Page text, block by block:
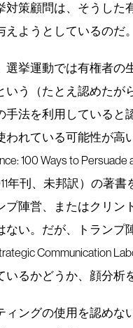
対策顧問は、そうした
ようとしているのだ。
選挙運動では有権者の
いう（たとえ認めたが
手法を利用していると
われている可能性が高
100 Ways to Persuade
年刊、未邦訳）の著
プ陣営、またはクリン
ない。だが、トランプ
Communication
るかどうか、顔分析
ィングの使用を認めな